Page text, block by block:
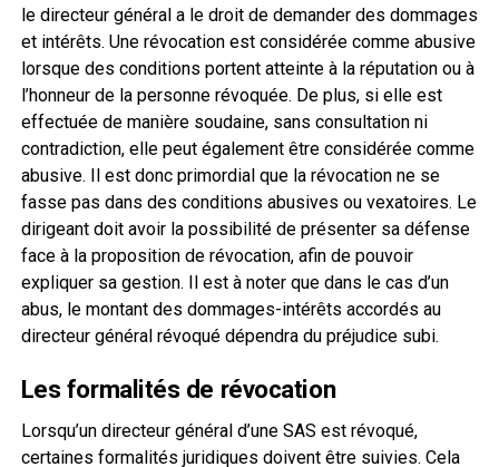
le directeur général a le droit de demander des dommages
et intérêts. Une révocation est considérée comme abusive
lorsque des conditions portent atteinte à la réputation ou à
l’honneur de la personne révoquée. De plus, si elle est
effectuée de manière soudaine, sans consultation ni
contradiction, elle peut également être considérée comme
abusive. Il est donc primordial que la révocation ne se
fasse pas dans des conditions abusives ou vexatoires. Le
dirigeant doit avoir la possibilité de présenter sa défense
face à la proposition de révocation, afin de pouvoir
expliquer sa gestion. Il est à noter que dans le cas d’un
abus, le montant des dommages-intérêts accordés au
directeur général révoqué dépendra du préjudice subi.
Les formalités de révocation
Lorsqu’un directeur général d’une SAS est révoqué,
certaines formalités juridiques doivent être suivies. Cela